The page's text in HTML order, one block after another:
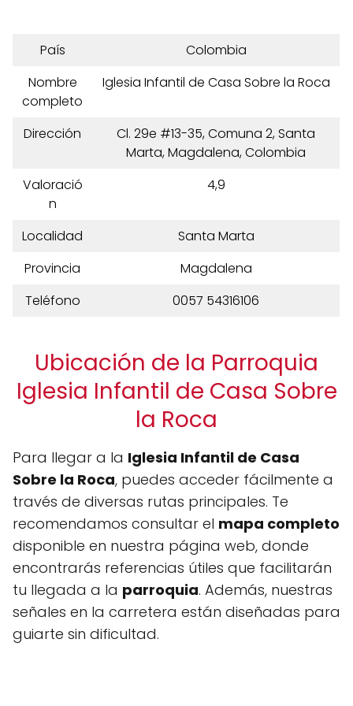
País
Colombia
Nombre
completo
Iglesia Infantil de Casa Sobre la Roca
Dirección
Cl. 29e #13-35, Comuna 2, Santa
Marta, Magdalena, Colombia
Valoració
n
4,9
Localidad
Santa Marta
Provincia
Magdalena
Teléfono
0057 54316106
Ubicación de la Parroquia
Iglesia Infantil de Casa Sobre
la Roca
Para llegar a la Iglesia Infantil de Casa
Sobre la Roca, puedes acceder fácilmente a
través de diversas rutas principales. Te
recomendamos consultar el mapa completo
disponible en nuestra página web, donde
encontrarás referencias útiles que facilitarán
tu llegada a la parroquia. Además, nuestras
señales en la carretera están diseñadas para
guiarte sin dificultad.